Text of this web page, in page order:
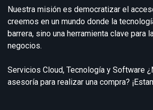
Nuestra misión es democratizar el
creemos en un mundo donde la
barrera, sino una herramienta clave para
negocios.
Servicios Cloud, Tecnología y Software
asesoría para realizar una compra?